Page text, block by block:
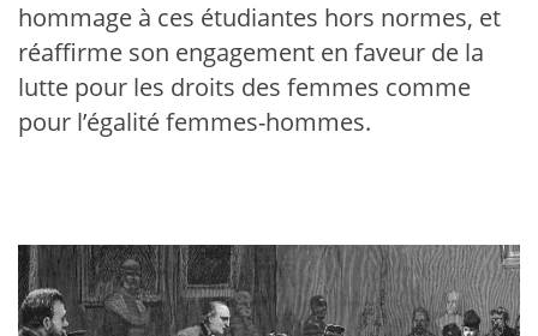
hommage à ces étudiantes hors normes, et
réaffirme son engagement en faveur de la
lutte pour les droits des femmes comme
pour l’égalité femmes-hommes.